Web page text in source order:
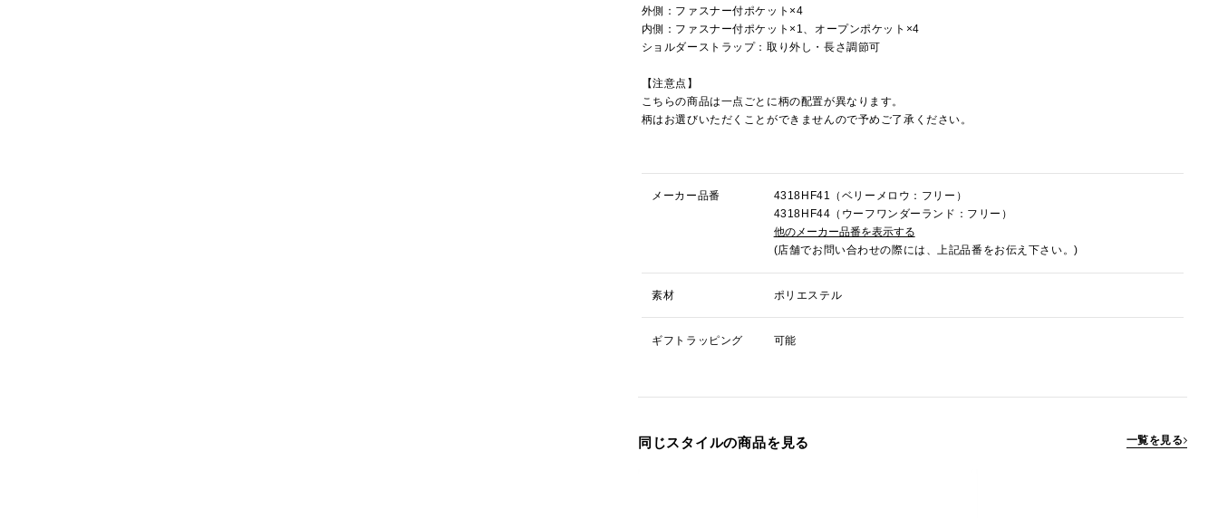
外側：ファスナー付ポケット×4
内側：ファスナー付ポケット×1、オープンポケット×4
ショルダーストラップ：取り外し・長さ調節可
【注意点】
こちらの商品は一点ごとに柄の配置が異なります。
柄はお選びいただくことができませんので予めご了承ください。
メーカー品番
4318HF41（ベリーメロウ：フリー）
4318HF44（ウーフワンダーランド：フリー）
他のメーカー品番を表示する
(店舗でお問い合わせの際には、上記品番をお伝え下さい。)
素材 ポリエステル
ギフトラッピング 可能
同じスタイルの商品を見る 一覧を見る